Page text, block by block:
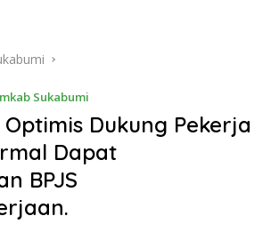
Sukabumi
Optimis Dukung Pekerja
Dapat
BPJS